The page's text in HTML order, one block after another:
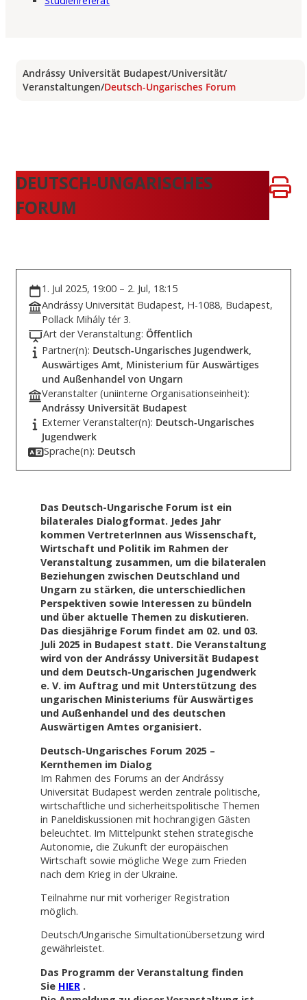
Andrássy Universität Budapest/Universität/
Veranstaltungen/Deutsch-Ungarisches Forum
DEUTSCH-UNGARISCHES
FORUM
1. Jul 2025, 19:00 – 2. Jul, 18:15
Andrássy Universität Budapest, H-1088, Budapest,
Pollack Mihály tér 3.
Art der Veranstaltung: Öffentlich
Partner(n): Deutsch-Ungarisches Jugendwerk,
Auswärtiges Amt, Ministerium für Auswärtiges
und Außenhandel von Ungarn
Veranstalter (uniinterne Organisationseinheit):
Andrássy Universität Budapest
Externer Veranstalter(n): Deutsch-Ungarisches
Jugendwerk
Sprache(n): Deutsch
Das Deutsch-Ungarische Forum ist ein
bilaterales Dialogformat. Jedes Jahr
kommen VertreterInnen aus Wissenschaft,
Wirtschaft und Politik im Rahmen der
Veranstaltung zusammen, um die bilateralen
Beziehungen zwischen Deutschland und
Ungarn zu stärken, die unterschiedlichen
Perspektiven sowie Interessen zu bündeln
und über aktuelle Themen zu diskutieren.
Das diesjährige Forum findet am 02. und 03.
Juli 2025 in Budapest statt. Die Veranstaltung
wird von der Andrássy Universität Budapest
und dem Deutsch-Ungarischen Jugendwerk
e. V. im Auftrag und mit Unterstützung des
ungarischen Ministeriums für Auswärtiges
und Außenhandel und des deutschen
Auswärtigen Amtes organisiert.
Deutsch-Ungarisches Forum 2025 –
Kernthemen im Dialog
Im Rahmen des Forums an der Andrássy
Universität Budapest werden zentrale politische,
wirtschaftliche und sicherheitspolitische Themen
in Paneldiskussionen mit hochrangigen Gästen
beleuchtet. Im Mittelpunkt stehen strategische
Autonomie, die Zukunft der europäischen
Wirtschaft sowie mögliche Wege zum Frieden
nach dem Krieg in der Ukraine.
Teilnahme nur mit vorheriger Registration
möglich.
Deutsch/Ungarische Simultationübersetzung wird
gewährleistet.
Das Programm der Veranstaltung finden
Sie HIER.